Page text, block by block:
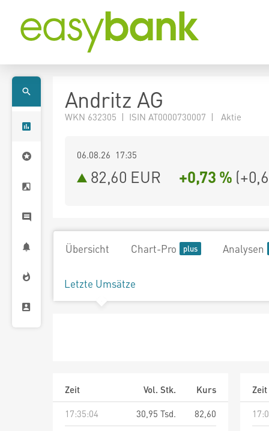
Andritz AG
WKN 632305 | ISIN AT0000730007 | Aktie
06.08.26 17:35
82,60 EUR +0,73 % (
Übersicht Chart-Pro Analysen
Letzte Umsätze
Zeit Vol. Stk.
Kurs
17:35:04
30,95 Tsd.
82,60
Zeit